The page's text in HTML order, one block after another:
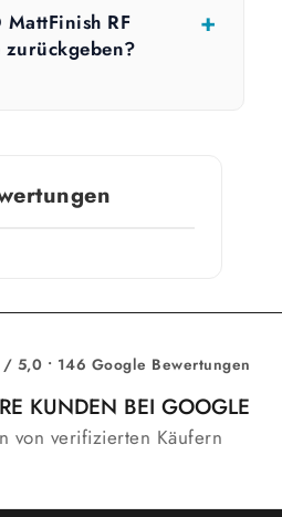
RF
5,0 • 146 Google Bewertungen
KUNDEN BEI GOOGLE
von verifizierten Käufern